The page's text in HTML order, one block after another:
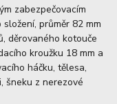
zabezpečovacím
průměr 82 mm
děrovaného kotouče
kroužku 18 mm a
háčku, tělesa,
šneku z nerezové